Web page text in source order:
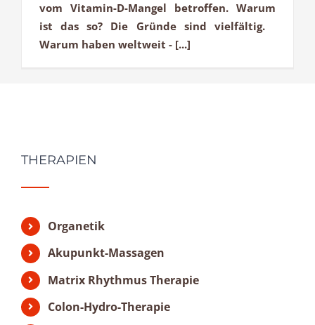
vom Vitamin-D-Mangel betroffen. Warum
ist das so? Die Gründe sind vielfältig.
Warum haben weltweit - [...]
THERAPIEN
Organetik
Akupunkt-Massagen
Matrix Rhythmus Therapie
Colon-Hydro-Therapie